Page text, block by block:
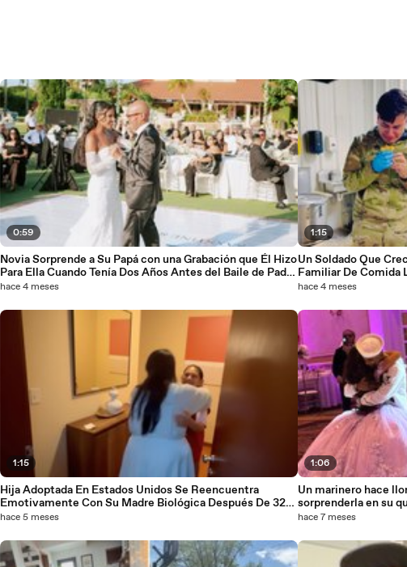
0:59
Novia Sorprende a Su Papá con una Grabación que Él Hizo
Para Ella Cuando Tenía Dos Años Antes del Baile de Padre
e Hija
hace 4 meses
1:15
Hija Adoptada En Estados Unidos Se Reencuentra
Emotivamente Con Su Madre Biológica Después De 32
Años
hace 5 meses
1:15
Un Soldado Que
Familiar De Comida
Comida Casera De
hace 4 meses
1:06
Un marinero hace
sorprenderla en su
hace 7 meses